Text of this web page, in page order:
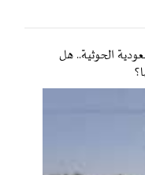
الحوثية.. هل